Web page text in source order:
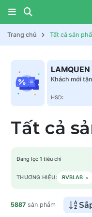
Trang chủ Tất cả sản
LAMQUEN
Khách mới
HSD:
Tất cả
Đang lọc 1 tiêu chí
THƯƠNG HIỆU: RVBLAB ×
5887 sản phẩm